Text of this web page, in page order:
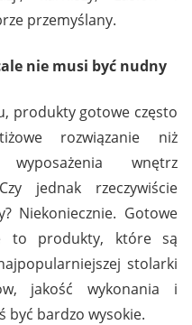
przemyślany.
nie musi być nudny
produkty gotowe często
rozwiązanie niż
wnętrz
jednak rzeczywiście
Niekoniecznie. Gotowe
to produkty, które są
stolarki
jakość wykonania i
być bardzo wysokie.